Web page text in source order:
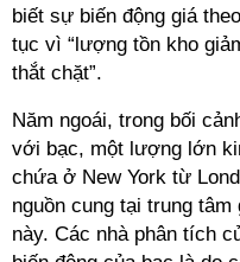
biết sự biến động giá
tục vì “lượng tồn kho
thắt chặt”.
Năm ngoái, trong bối
với bạc, một lượng lớn
chứa ở New York từ
nguồn cung tại trung
này. Các nhà phân tích